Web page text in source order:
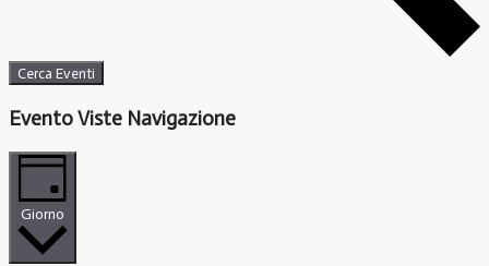
Cerca Eventi
Evento Viste Navigazione
Giorno